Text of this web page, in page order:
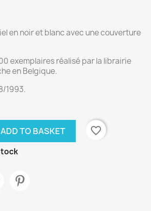
en noir et blanc avec une couverture
exemplaires réalisé par la librairie
en Belgique.
1993.
ADD TO BASKET
favorite_border